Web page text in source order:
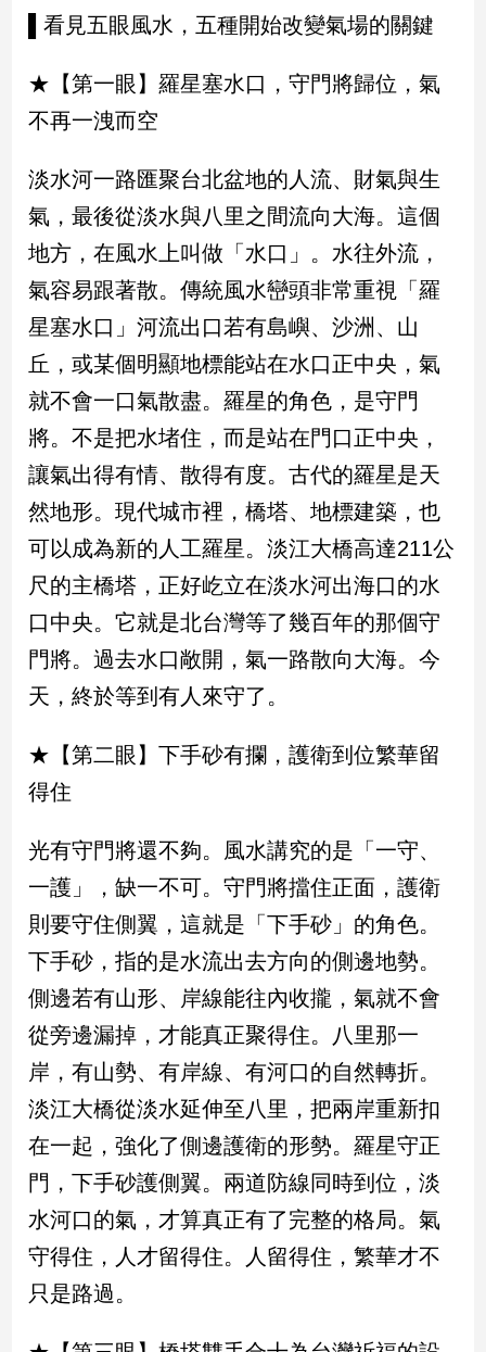
地
方
冠
病
毒
區
南
台
灣
觀
點
台
灣
觀
點
娛
樂
娛
樂
行/
尚
活
築/
室
內
設
計
遊/
美
食
星
▌看見五眼風水，五種開始改變氣場的關鍵
★【第一眼】羅星塞水口，守門將歸位，氣
不再一洩而空
淡水河一路匯聚台北盆地的人流、財氣與生
氣，最後從淡水與八里之間流向大海。這個
地方，在風水上叫做「水口」。水往外流，
氣容易跟著散。傳統風水巒頭非常重視「羅
星塞水口」河流出口若有島嶼、沙洲、山
丘，或某個明顯地標能站在水口正中央，氣
就不會一口氣散盡。羅星的角色，是守門
將。不是把水堵住，而是站在門口正中央，
讓氣出得有情、散得有度。古代的羅星是天
然地形。現代城市裡，橋塔、地標建築，也
可以成為新的人工羅星。淡江大橋高達211公
尺的主橋塔，正好屹立在淡水河出海口的水
口中央。它就是北台灣等了幾百年的那個守
門將。過去水口敞開，氣一路散向大海。今
天，終於等到有人來守了。
★【第二眼】下手砂有攔，護衛到位繁華留
得住
光有守門將還不夠。風水講究的是「一守、
一護」，缺一不可。守門將擋住正面，護衛
則要守住側翼，這就是「下手砂」的角色。
下手砂，指的是水流出去方向的側邊地勢。
側邊若有山形、岸線能往內收攏，氣就不會
從旁邊漏掉，才能真正聚得住。八里那一
岸，有山勢、有岸線、有河口的自然轉折。
淡江大橋從淡水延伸至八里，把兩岸重新扣
在一起，強化了側邊護衛的形勢。羅星守正
門，下手砂護側翼。兩道防線同時到位，淡
水河口的氣，才算真正有了完整的格局。氣
守得住，人才留得住。人留得住，繁華才不
只是路過。